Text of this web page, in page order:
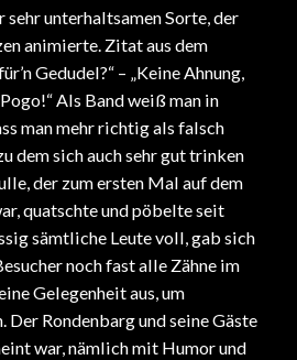
unterhaltsamen Sorte, der
animierte. Zitat aus dem
Gedudel?“ – „Keine Ahnung,
Als Band weiß man in
man mehr richtig als falsch
dem sich auch sehr gut trinken
der zum ersten Mal auf dem
quatschte und pöbelte seit
sämtliche Leute voll, gab sich
noch fast alle Zähne im
Gelegenheit aus, um
Rondenbarg und seine Gäste
war, nämlich mit Humor und